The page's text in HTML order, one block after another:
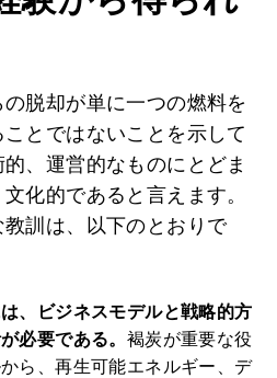
脱却が単に一つの燃料を
とではないことを示して
、運営的なものにとどま
化的であると言えます。
訓は、以下のとおりで
、ビジネスモデルと戦略的方
必要である。 褐炭が重要な役
ら、再生可能エネルギー、デ